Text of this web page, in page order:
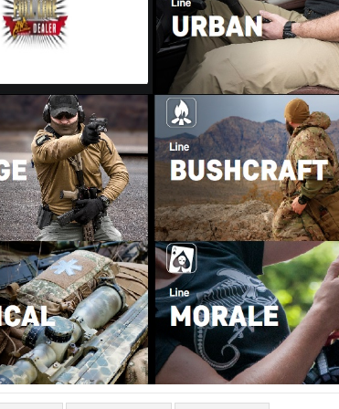
US Army Abzeichen 2.
Morale Line
Outback Line
Patrol Line
Range Line
Surplus Line
Urban Line
Pouches
Rucksäcke
Taschen
WILDO